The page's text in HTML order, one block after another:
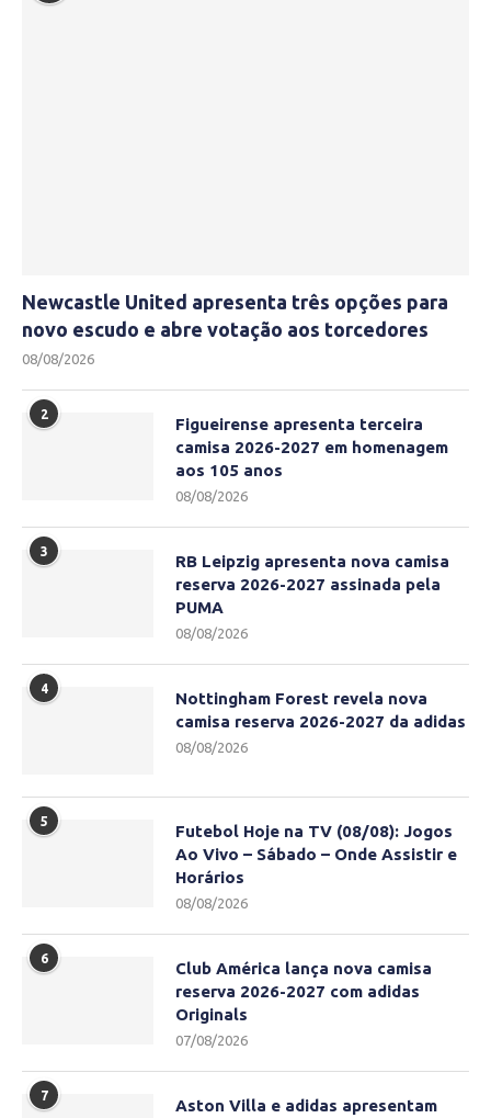
Newcastle United apresenta três opções para
novo escudo e abre votação aos torcedores
08/08/2026
2
Figueirense apresenta terceira
camisa 2026-2027 em homenagem
aos 105 anos
08/08/2026
3
RB Leipzig apresenta nova camisa
reserva 2026-2027 assinada pela
PUMA
08/08/2026
4
Nottingham Forest revela nova
camisa reserva 2026-2027 da adidas
08/08/2026
5
Futebol Hoje na TV (08/08): Jogos
Ao Vivo – Sábado – Onde Assistir e
Horários
08/08/2026
6
Club América lança nova camisa
reserva 2026-2027 com adidas
Originals
07/08/2026
7
Aston Villa e adidas apresentam